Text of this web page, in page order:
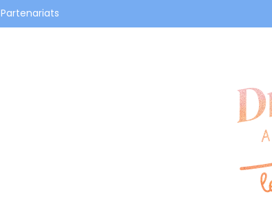
Partenariats